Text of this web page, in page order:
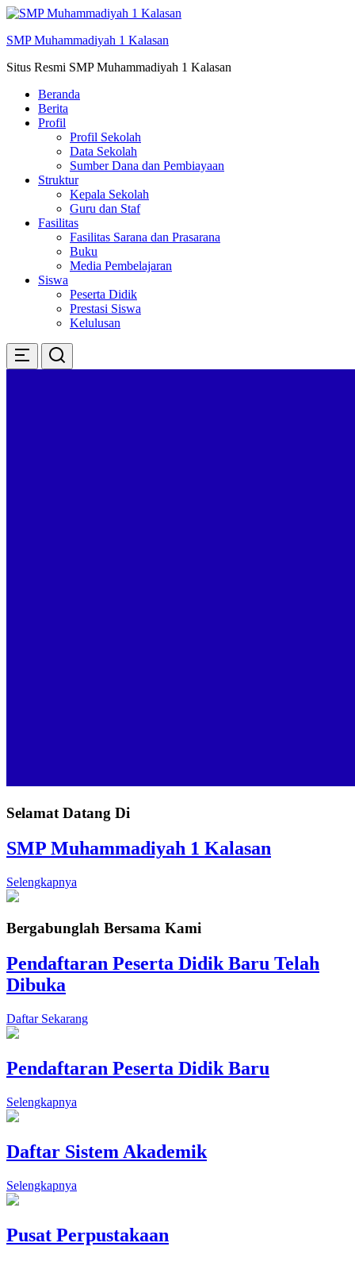
Skip
konten
SMP Muhammadiyah 1 Kalasan
Situs Resmi SMP Muhammadiyah 1 Kalasan
Beranda
Berita
Profil
Profil Sekolah
Data Sekolah
Sumber Dana dan Pembiayaan
Struktur
Kepala Sekolah
Guru dan Staf
Fasilitas
Fasilitas Sarana dan Prasarana
Buku
Media Pembelajaran
Siswa
Peserta Didik
Prestasi Siswa
Kelulusan
Selamat Datang Di
SMP Muhammadiyah 1 Kalasan
Selengkapnya
Bergabunglah Bersama Kami
Pendaftaran Peserta Didik Baru Telah
Dibuka
Daftar Sekarang
Pendaftaran Peserta Didik Baru
Selengkapnya
Daftar Sistem Akademik
Selengkapnya
Pusat Perpustakaan